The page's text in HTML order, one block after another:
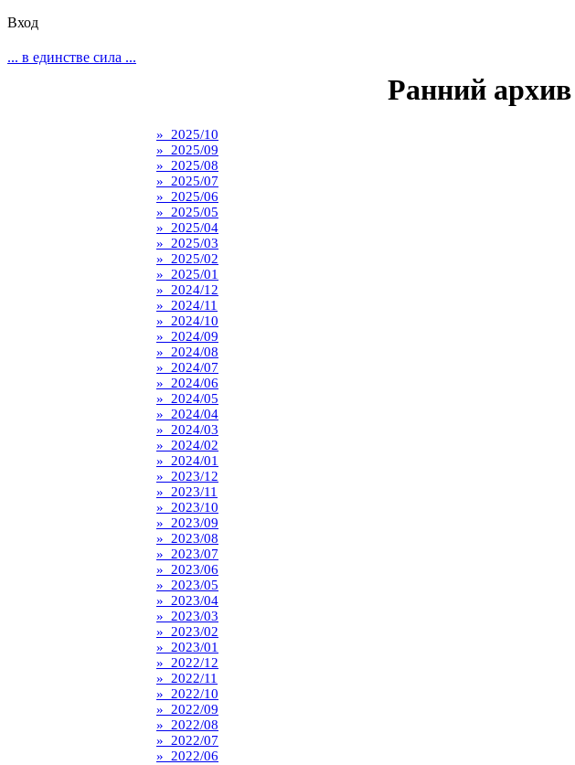
Вход
... в единстве сила ...
Ранний архив
» 2025/10
» 2025/09
» 2025/08
» 2025/07
» 2025/06
» 2025/05
» 2025/04
» 2025/03
» 2025/02
» 2025/01
» 2024/12
» 2024/11
» 2024/10
» 2024/09
» 2024/08
» 2024/07
» 2024/06
» 2024/05
» 2024/04
» 2024/03
» 2024/02
» 2024/01
» 2023/12
» 2023/11
» 2023/10
» 2023/09
» 2023/08
» 2023/07
» 2023/06
» 2023/05
» 2023/04
» 2023/03
» 2023/02
» 2023/01
» 2022/12
» 2022/11
» 2022/10
» 2022/09
» 2022/08
» 2022/07
» 2022/06